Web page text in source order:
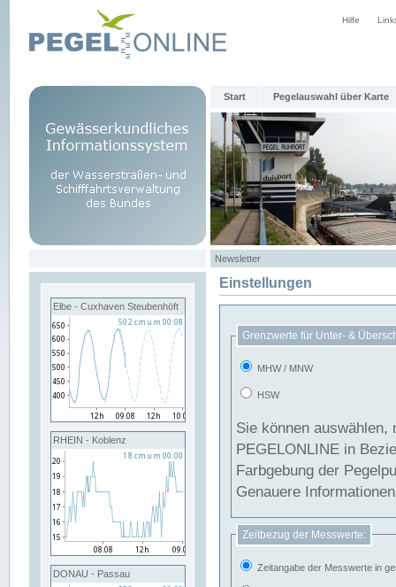
Hilfe
Start Pegelauswahl über Karte
Newsletter
Elbe - Cuxhaven Steubenhöft
RHEIN - Koblenz
DONAU - Passau
Einstellungen
Grenzwerte für Unter- &
MHW / MNW
HSW
Sie können
PEGELONLINE in Beziehung
Farbgebung der
Genauere
Zeitbezug der Messwerte:
Zeitangabe der Messwerte in